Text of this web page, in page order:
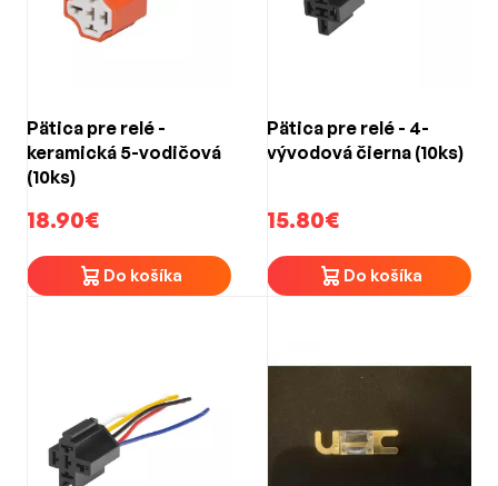
Pätica pre relé -
keramická 5-vodičová
(10ks)
18.90€
Do košíka
Pätica pre relé - 4-
vývodová čierna (10ks)
15.80€
Do košíka